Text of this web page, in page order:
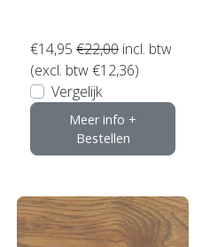
€14,95 €22,00 incl. btw
(excl. btw €12,36)
Vergelijk
Meer info +
Bestellen